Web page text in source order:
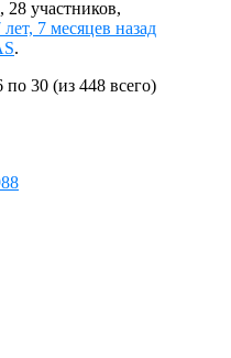
28 участников,
лет, 7 месяцев назад
.
30 (из 448 всего)